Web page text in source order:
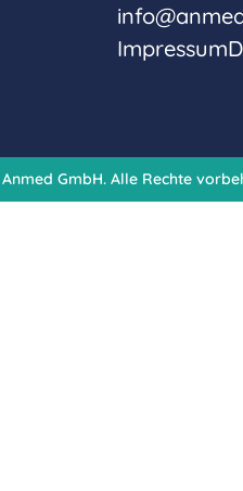
Impressum
GmbH. Alle Rechte